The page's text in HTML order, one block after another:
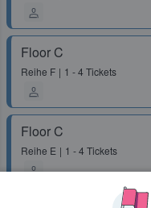
Floor C
Reihe F 1 - 4 Tickets
Floor C
Reihe E 1 - 4 Tickets